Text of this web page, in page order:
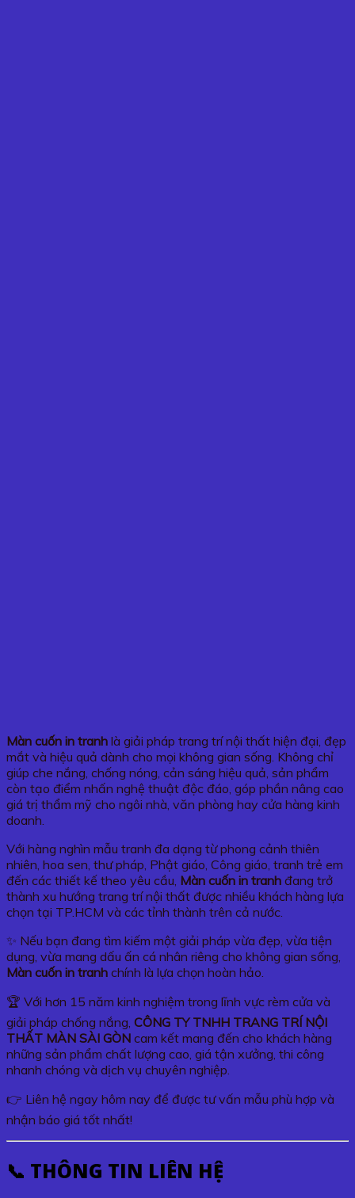
Màn cuốn in tranh là giải pháp trang trí nội thất hiện đại, đẹp
mắt và hiệu quả dành cho mọi không gian sống. Không chỉ
giúp che nắng, chống nóng, cản sáng hiệu quả, sản phẩm
còn tạo điểm nhấn nghệ thuật độc đáo, góp phần nâng cao
giá trị thẩm mỹ cho ngôi nhà, văn phòng hay cửa hàng kinh
doanh.
Với hàng nghìn mẫu tranh đa dạng từ phong cảnh thiên
nhiên, hoa sen, thư pháp, Phật giáo, Công giáo, tranh trẻ em
đến các thiết kế theo yêu cầu, Màn cuốn in tranh đang trở
thành xu hướng trang trí nội thất được nhiều khách hàng lựa
chọn tại TP.HCM và các tỉnh thành trên cả nước.
✨ Nếu bạn đang tìm kiếm một giải pháp vừa đẹp, vừa tiện
dụng, vừa mang dấu ấn cá nhân riêng cho không gian sống,
Màn cuốn in tranh chính là lựa chọn hoàn hảo.
🏆 Với hơn 15 năm kinh nghiệm trong lĩnh vực rèm cửa và
giải pháp chống nắng, CÔNG TY TNHH TRANG TRÍ NỘI
THẤT MÀN SÀI GÒN cam kết mang đến cho khách hàng
những sản phẩm chất lượng cao, giá tận xưởng, thi công
nhanh chóng và dịch vụ chuyên nghiệp.
👉 Liên hệ ngay hôm nay để được tư vấn mẫu phù hợp và
nhận báo giá tốt nhất!
📞 THÔNG TIN LIÊN HỆ